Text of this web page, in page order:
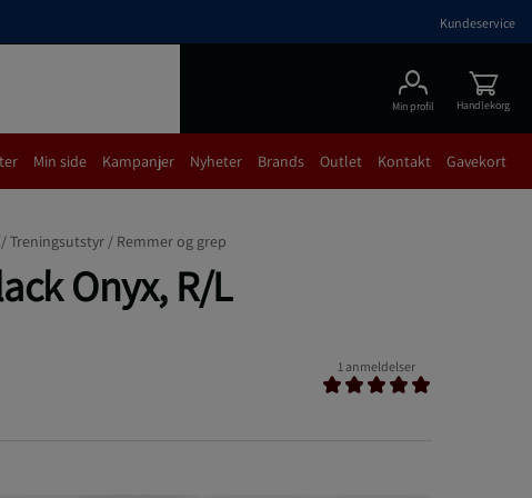
Kundeservice
Min profil Handlekorg
Min side Kampanjer Nyheter Brands Outlet Kontakt Gavekort
Treningsutstyr / Remmer og grep
Onyx, R/L
1 anmeldelser